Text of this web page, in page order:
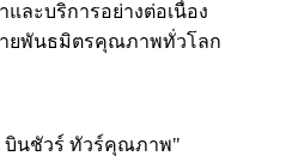
และบริการอย่างต่อเนื่อง
ายพันธมิตรคุณภาพทั่วโลก
บินชัวร์ ทัวร์คุณภาพ"